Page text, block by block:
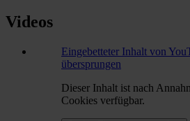
Videos
Eingebetteter Inhalt von
übersprungen
Dieser Inhalt ist nach
Cookies verfügbar.